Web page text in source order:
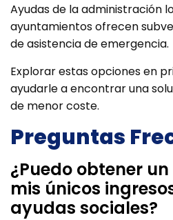
Ayudas de la administración
ayuntamientos ofrecen
de asistencia de emergencia.
Explorar estas opciones en
ayudarle a encontrar una
de menor coste.
Preguntas
¿Puedo obtener
mis únicos
ayudas sociales?